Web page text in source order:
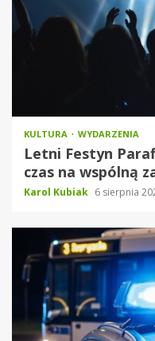
KULTURA WYDARZENIA
Letni Festyn
czas na wspólną
Karol Kubiak 6 sierpnia